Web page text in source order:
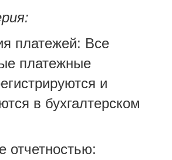
платежей: Все
платежные
и
в бухгалтерском
отчетностью: